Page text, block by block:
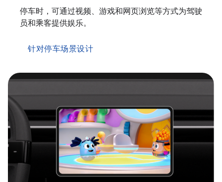
停车时，可通过视频、游戏和网页浏览等方式为驾驶
员和乘客提供娱乐。
针对停车场景设计